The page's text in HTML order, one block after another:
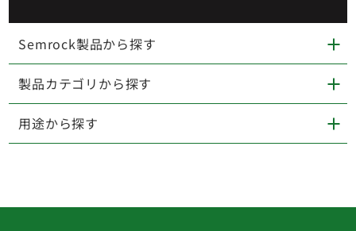
Semrock製品から探す
製品カテゴリから探す
用途から探す